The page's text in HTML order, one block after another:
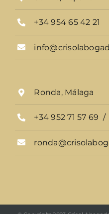
+34 954 65 42 21
Ronda, Málaga
+34 952 71 57 69